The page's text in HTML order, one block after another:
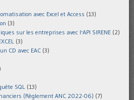
avec Excel et Access (13)
(3)
sur les entreprises avec l'API SIRENE (2)
(3)
CD avec EAC (3)
SQL (13)
(Règlement ANC 2022-06) (7)